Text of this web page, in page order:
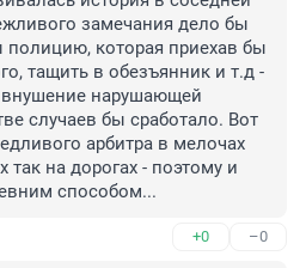
замечания дело бы
которая приехав бы
тащить в обезъянник и т.д -
нарушающей
случаев бы сработало. Вот
арбитра в мелочах
на дорогах - поэтому и
способом...
+0 –0